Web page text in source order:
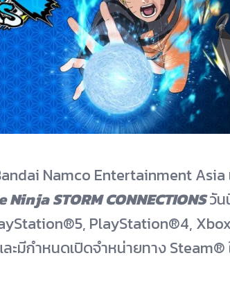
Namco Entertainment Asia
STORM CONNECTIONSวัน
PlayStation®4,
ะมีกำหนดเปิดจำหน่ายทาง Steam®